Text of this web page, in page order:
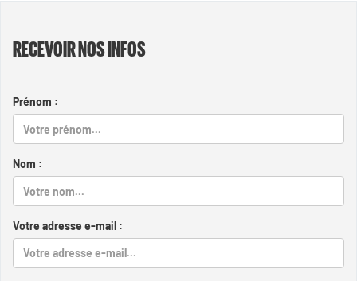
RECEVOIR NOS INFOS
Prénom :
Nom :
Votre adresse e-mail :